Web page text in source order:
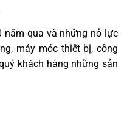
năm qua và những nỗ lực
máy móc thiết bị, công
khách hàng những sản